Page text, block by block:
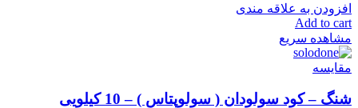
افزودن به علاقه مندی
Add to cart
مشاهده سریع
مقایسه
شنگ – کود سولودان ( سولوپتاس ) – 10 کیلویی